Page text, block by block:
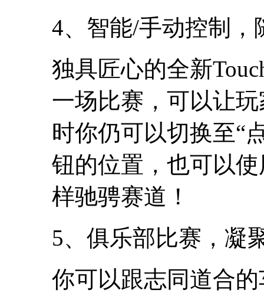
4、智能/手动控制，
独具匠心的全新
一场比赛，可以让
时你仍可以切换至“
钮的位置，也可以
样驰骋赛道！
5、俱乐部比赛，凝
你可以跟志同道合